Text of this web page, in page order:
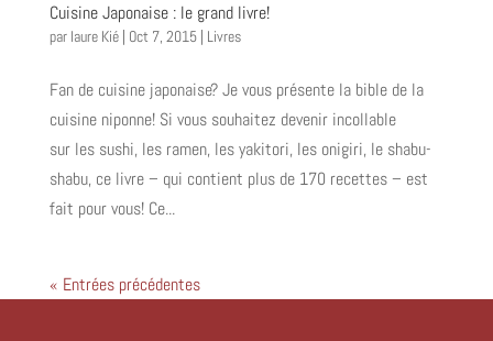
Cuisine Japonaise : le grand livre!
par laure Kié| Oct 7, 2015| Livres
Fan de cuisine japonaise? Je vous présente la bible de la
cuisine niponne! Si vous souhaitez devenir incollable
sur les sushi, les ramen, les yakitori, les onigiri, le shabu-
shabu, ce livre – qui contient plus de 170 recettes – est
fait pour vous! Ce...
« Entrées précédentes